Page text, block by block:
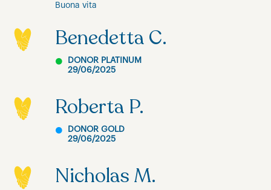
Buona vita
Benedetta C.
DONOR PLATINUM
29/06/2025
Roberta P.
DONOR GOLD
29/06/2025
Nicholas M.